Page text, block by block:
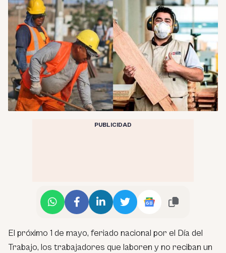
PUBLICIDAD
El próximo 1 de mayo, feriado nacional por el Día del
Trabajo, los trabajadores que laboren y no reciban un